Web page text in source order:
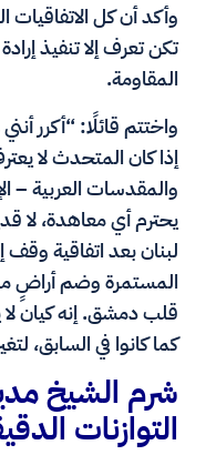
وأكد أن كل الاتفاقيات
تكن تعرف إلا تنفيذ
المقاومة.
واختتم قائلًا: “أكرر
إذا كان المتحدث لا
والمقدسات العربية –
يحترم أي معاهدة، لا
لبنان بعد اتفاقية وقف
المستمرة وضم أراضٍ
قلب دمشق. إنه كيان لا
كما كانوا في السابق،
شرم الشيخ
التوازنات